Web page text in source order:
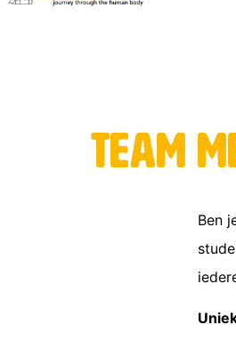
Team
Ben